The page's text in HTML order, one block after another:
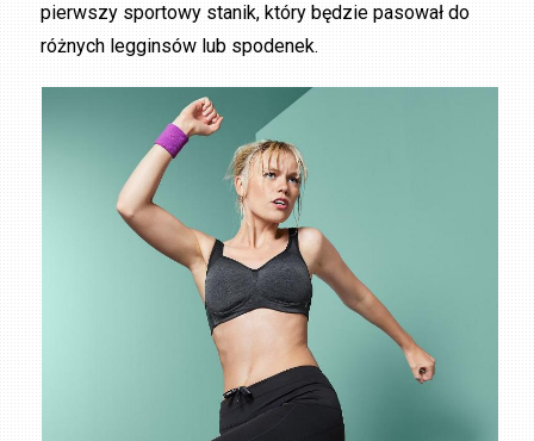
pierwszy sportowy stanik, który będzie pasował do
różnych legginsów lub spodenek.